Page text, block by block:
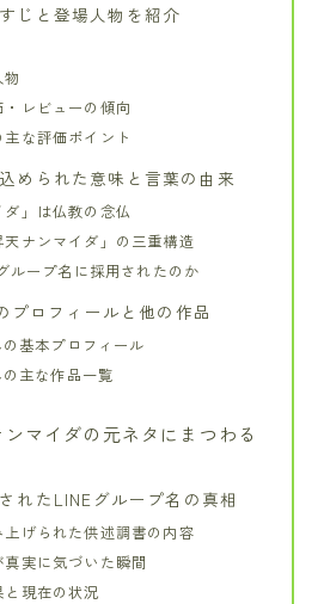
じと登場人物を紹介
レビューの傾向
な評価ポイント
められた意味と言葉の由来
ダ」は仏教の念仏
天ナンマイダ」の三重構造
ループ名に採用されたのか
プロフィールと他の作品
基本プロフィール
主な作品一覧
マイダの元ネタにまつわる
れたLINEグループ名の真相
げられた供述調書の内容
実に気づいた瞬間
現在の状況